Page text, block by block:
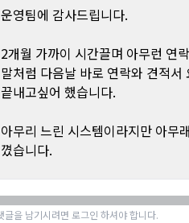
운영팀에 감사드립니다.
2개월 가까이 시간끌며 아무런 연
말처럼 다음날 바로 연락와 견적
끝내고싶어 했습니다.
아무리 느린 시스템이라지만 아무
꼈습니다.